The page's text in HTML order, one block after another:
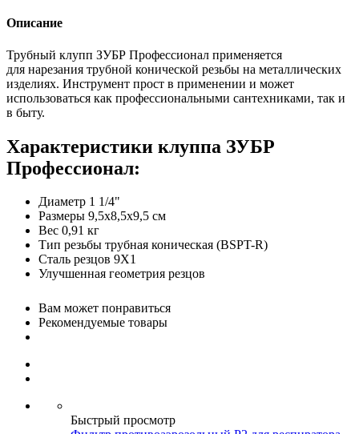
Описание
Трубный клупп ЗУБР Профессионал применяется
для нарезания трубной конической резьбы на металлических
изделиях. Инструмент прост в применении и может
использоваться как профессиональными сантехниками, так и
в быту.
Характеристики клуппа ЗУБР
Профессионал:
Диаметр 1 1/4"
Размеры 9,5х8,5х9,5 см
Вес 0,91 кг
Тип резьбы трубная коническая (BSPT-R)
Сталь резцов 9X1
Улучшенная геометрия резцов
Вам может понравиться
Рекомендуемые товары
Быстрый просмотр